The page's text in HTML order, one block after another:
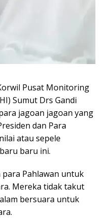
Pusat Monitoring
Sumut Drs Gandi
jagoan jagoan yang
dan Para
atau sepele
baru ini.
para Pahlawan untuk
Mereka tidak takut
bersuara untuk